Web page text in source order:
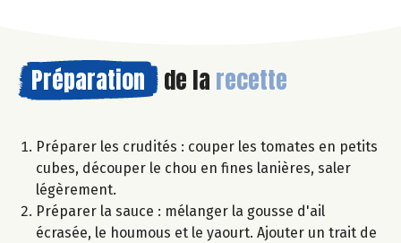
Préparation de la recette
Préparer les crudités : couper les tomates en petits
cubes, découper le chou en fines lanières, saler
légèrement.
Préparer la sauce : mélanger la gousse d'ail
écrasée, le houmous et le yaourt. Ajouter un trait de